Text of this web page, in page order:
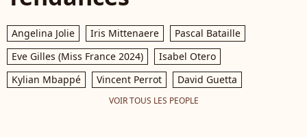
Angelina Jolie Iris Mittenaere
Pascal Bataille
Eve Gilles (Miss France 2024)
Isabel Otero
Kylian Mbappé
Vincent Perrot David Guetta
VOIR TOUS LES PEOPLE